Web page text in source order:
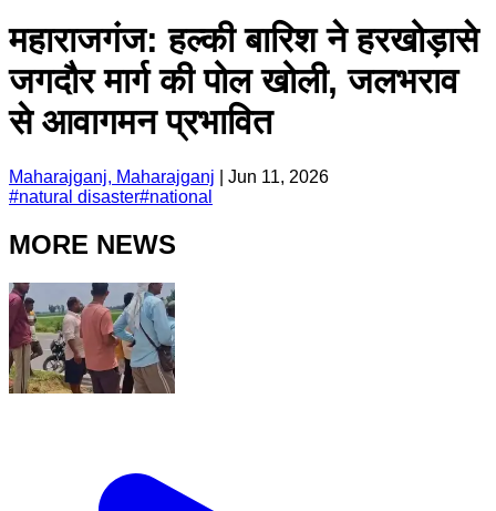
महाराजगंज: हल्की बारिश ने हरखोड़ासे
जगदौर मार्ग की पोल खोली, जलभराव
से आवागमन प्रभावित
Maharajganj, Maharajganj
Jun 11, 2026
#natural disaster#national
MORE NEWS